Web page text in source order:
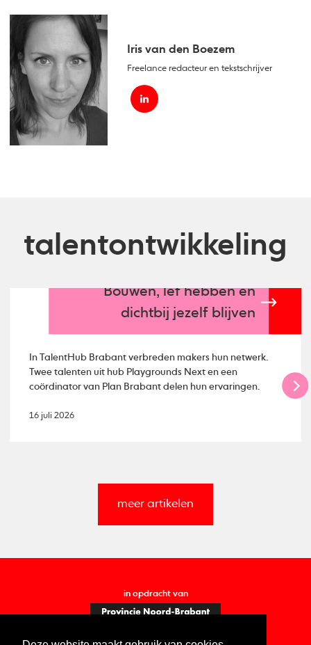
Iris van den Boezem
Freelance redacteur en tekstschrijver
talentontwikkeling
Bouwen, lef hebben en
dichtbij jezelf blijven
In TalentHub Brabant verbreden makers hun netwerk.
Twee talenten uit hub Playgrounds Next en een
coördinator van Plan Brabant delen hun ervaringen.
16 juli 2026
meer artikelen
in opdracht van